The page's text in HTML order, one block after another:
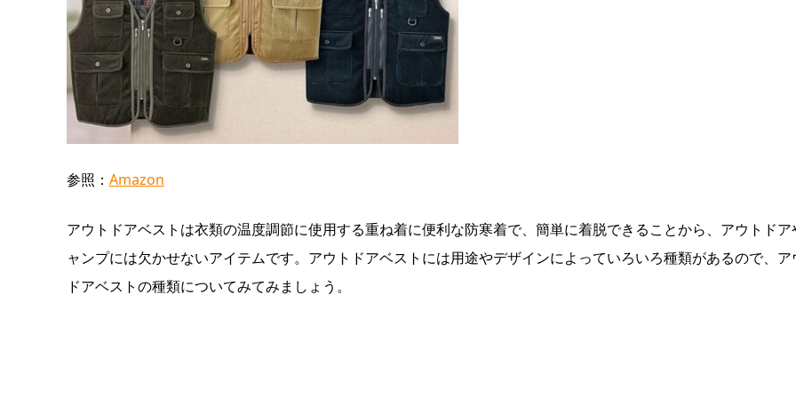
参照： Amazon
アウトドアベストは衣類の温度調節に使用する重ね着に便利な防寒着で、簡単に着脱できることから、アウトドア
ャンプには欠かせないアイテムです。アウトドアベストには用途やデザインによっていろいろ種類があるので、ア
ドアベストの種類についてみてみましょう。